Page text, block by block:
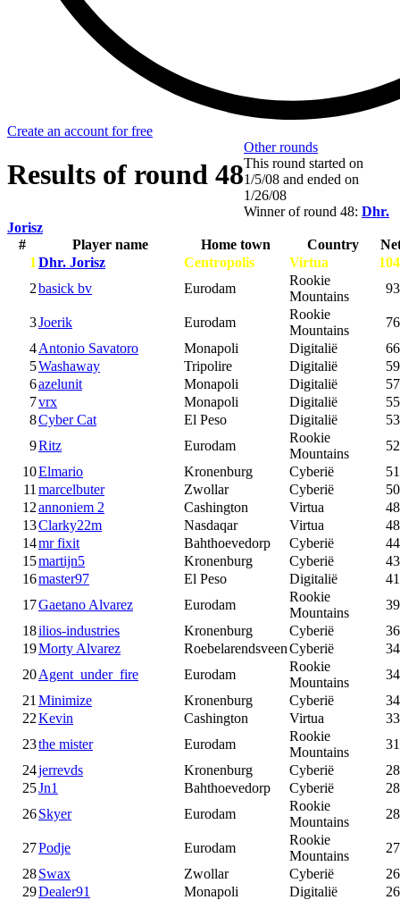
Create an account for free
Results of round 48
Other rounds
This round started on
1/5/08 and ended on
1/26/08
Winner of round 48: Dhr.
Jorisz
#
Player name Home town Country
1 Dhr. Jorisz Centropolis Virtua
2basick bv Eurodam
Rookie
Mountains
3Joerik Eurodam
Rookie
Mountains
4Antonio Savatoro Monapoli Digitalië
5Washaway Tripolire Digitalië
6azelunit Monapoli Digitalië
7vrx Monapoli Digitalië
8Cyber Cat El Peso Digitalië
9Ritz Eurodam
Rookie
Mountains
10Elmario Kronenburg Cyberië
11 marcelbuter Zwollar Cyberië
12annoniem 2 Cashington Virtua
13Clarky22m Nasdaqar Virtua
14mr fixit Bahthoevedorp Cyberië
15martijn5 Kronenburg Cyberië
16master97 El Peso Digitalië
17Gaetano Alvarez Eurodam
Rookie
Mountains
18ilios-industries Kronenburg Cyberië
19Morty Alvarez RoebelarendsveenCyberië
20Agent_under_fire Eurodam
Rookie
Mountains
21 Minimize Kronenburg Cyberië
22Kevin Cashington Virtua
23the mister Eurodam
Rookie
Mountains
24jerrevds Kronenburg Cyberië
25Jn1 Bahthoevedorp Cyberië
26Skyer Eurodam
Rookie
Mountains
27Podje Eurodam
Rookie
Mountains
28Swax Zwollar Cyberië
29Dealer91 Monapoli Digitalië